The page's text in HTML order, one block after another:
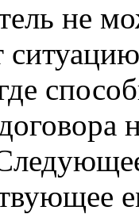
не